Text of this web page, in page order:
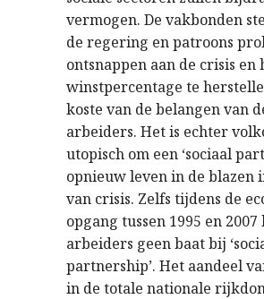
vermogen. De vakbonden
de regering en patroons
ontsnappen aan de crisis en
winstpercentage te
koste van de belangen van
arbeiders. Het is echter
utopisch om een ‘sociaal
opnieuw leven in de blazen
van crisis. Zelfs tijdens de
opgang tussen 1995 en 2007
arbeiders geen baat bij
partnership’. Het aandeel
in de totale nationale